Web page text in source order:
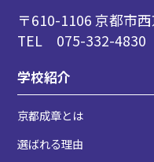
〒610-1106 京都市
TEL 075-332-4830
学校紹介
京都成章とは
選ばれる理由